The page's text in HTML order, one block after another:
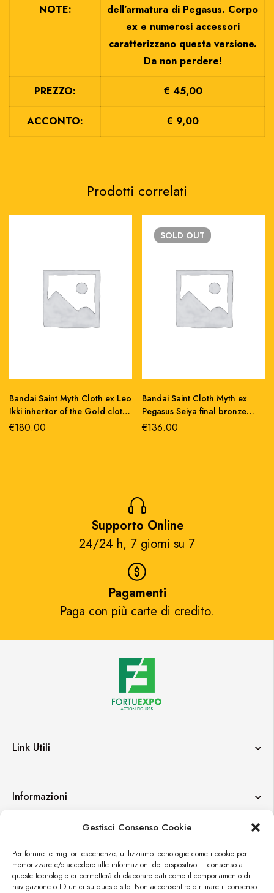
Gestisci Consenso Cookie
Per fornire le migliori esperienze, utilizziamo tecnologie come i cookie per
memorizzare e/o accedere alle informazioni del dispositivo. Il consenso a
queste tecnologie ci permetterà di elaborare dati come il comportamento di
navigazione o ID unici su questo sito. Non acconsentire o ritirare il consenso
NOTE:
dell’armatura di Pegasus. Corpo
ex e numerosi accessori
caratterizzano questa versione.
Da non perdere!
PREZZO: € 45,00
ACCONTO: € 9,00
Prodotti correlati
Bandai Saint Myth Cloth ex Leo
Ikki inheritor of the Gold cloth
action figure 18cm
€180.00
SOLD OUT
Bandai Saint Cloth Myth ex
Pegasus Seiya final bronze
Oce action figure
€136.00
Supporto Online
24/24 h, 7 giorni su 7​
Pagamenti
Paga con più carte di credito.​
Link Utili
Informazioni